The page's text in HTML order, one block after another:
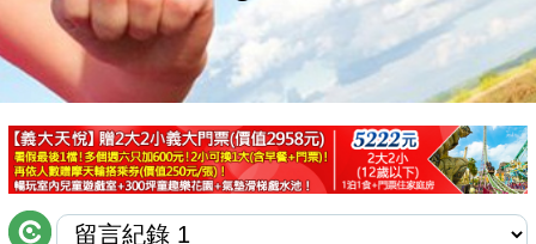
商家合作
推薦景點
討論區